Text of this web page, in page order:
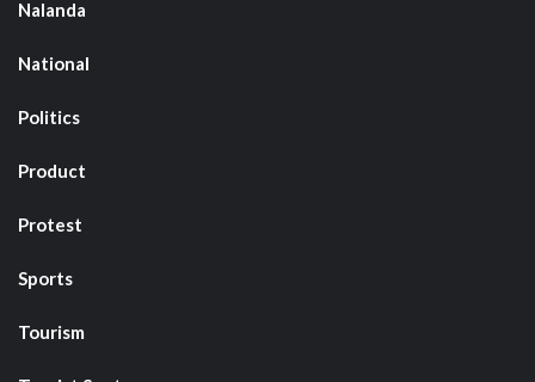
Nalanda
National
Politics
Product
Protest
Sports
Tourism